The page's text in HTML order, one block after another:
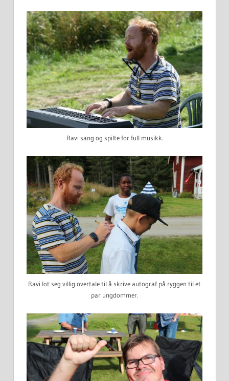
Ravi sang og spilte for full musikk.
Ravi lot seg villig overtale til å skrive autograf på ryggen til et
par ungdommer.